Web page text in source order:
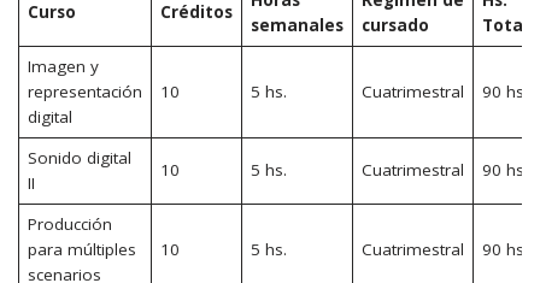
Curso Créditos
semanales
cursado
Imagen y
representación
digital
10 5 hs. Cuatrimestral 90 hs.
Sonido digital
II
10 5 hs. Cuatrimestral 90 hs.
Producción
para múltiples
scenarios
10 5 hs. Cuatrimestral 90 hs.